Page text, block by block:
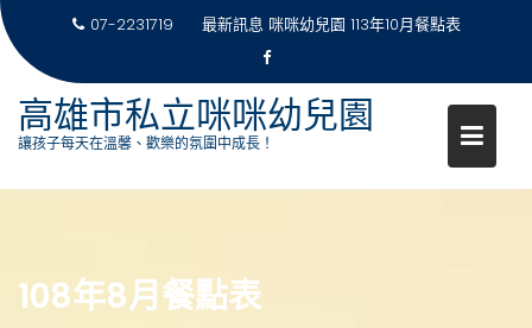
07-2231719 最新訊息 咪咪幼兒園 113年10月餐點表
高雄市私立咪咪幼兒園
讓孩子每天在溫馨、歡樂的氛圍中成長！
108年8月餐點表